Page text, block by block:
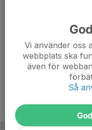
Vi använder oss
webbplats ska
även för
Så